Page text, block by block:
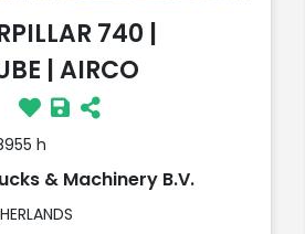
740 |
| AIRCO
h
& Machinery B.V.